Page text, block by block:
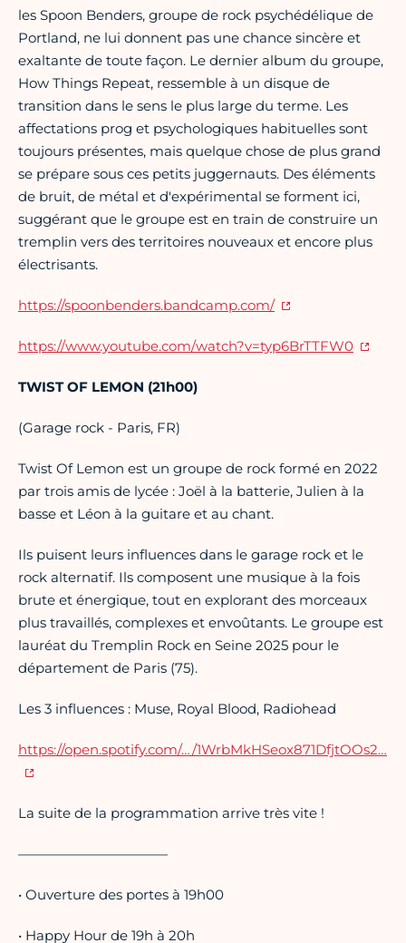
les Spoon Benders, groupe de rock psychédélique de
Portland, ne lui donnent pas une chance sincère et
exaltante de toute façon. Le dernier album du groupe,
How Things Repeat, ressemble à un disque de
transition dans le sens le plus large du terme. Les
affectations prog et psychologiques habituelles sont
toujours présentes, mais quelque chose de plus grand
se prépare sous ces petits juggernauts. Des éléments
de bruit, de métal et d'expérimental se forment ici,
suggérant que le groupe est en train de construire un
tremplin vers des territoires nouveaux et encore plus
électrisants.
https://spoonbenders.bandcamp.com/
https://www.youtube.com/watch?v=typ6BrTTFW0
TWIST OF LEMON (21h00)
(Garage rock - Paris, FR)
Twist Of Lemon est un groupe de rock formé en 2022
par trois amis de lycée : Joël à la batterie, Julien à la
basse et Léon à la guitare et au chant.
Ils puisent leurs influences dans le garage rock et le
rock alternatif. Ils composent une musique à la fois
brute et énergique, tout en explorant des morceaux
plus travaillés, complexes et envoûtants. Le groupe est
lauréat du Tremplin Rock en Seine 2025 pour le
département de Paris (75).
Les 3 influences : Muse, Royal Blood, Radiohead
https://open.spotify.com/…/1WrbMkHSeox871DfjtOOs2…
La suite de la programmation arrive très vite !
———————————
• Ouverture des portes à 19h00
• Happy Hour de 19h à 20h